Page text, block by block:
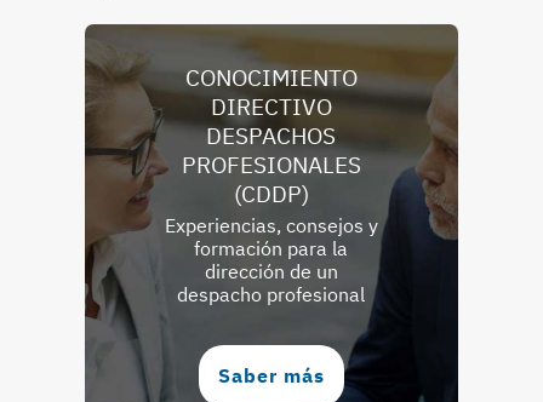
CONOCIMIENTO
DIRECTIVO
DESPACHOS
PROFESIONALES
(CDDP)
Experiencias, consejos y
formación para la
dirección de un
despacho profesional
Saber más